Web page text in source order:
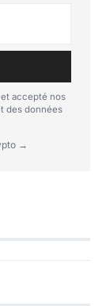
accepté nos
des données
→